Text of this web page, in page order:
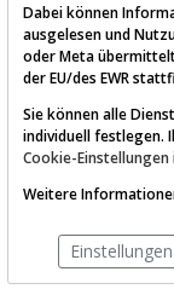
AKTIEN-
Die
TraderFox
Dabei können
ausgelesen und
oder Meta
der EU/des EWR
Sie können alle
individuell festlegen.
Cookie-Einstellungen
Weitere
Einstellungen